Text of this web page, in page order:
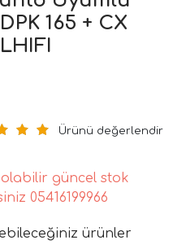
165 + CX
Ürünü değerlendir
güncel stok
05416199966
ürünler